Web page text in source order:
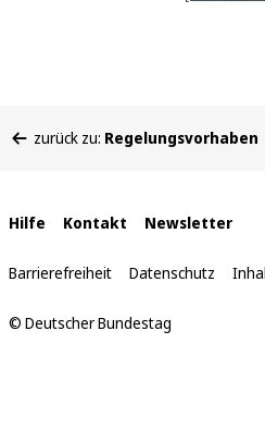
befinden
zurück zu: Regelungsvorhaben
Interne
Links
Hilfe Kontakt Newsletter
Barrierefreiheit Datenschutz
© Deutscher Bundestag